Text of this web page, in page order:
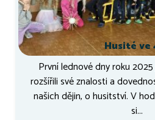
Husité ve
První lednové dny roku
rozšířili své znalosti a
našich dějin, o husitství. V
si...